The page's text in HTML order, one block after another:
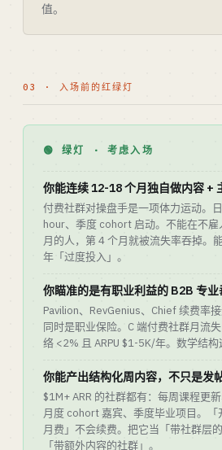
值。
03 · 入场前的红绿灯
🟢 绿灯 · 考虑入场
你能连续 12-18 个月独自做内容 +
付费社群对操盘手是一项体力运动。
hour、季度 cohort 启动。不能在不
月的人，第 4 个月就被流失率吞掉。
年「过度投入」。
你瞄准的是有职业利益的 B2B 专业
Pavilion、RevGenius、Chief 续费率
同时是职业保险。C 端付费社群月流
络 <2% 且 ARPU $1-5K/年。数学结构
你能产出结构化周内容，不只是发
$1M+ ARR 的社群都有：每周课程更
月度 cohort 嘉宾、季度毕业项目。
月费」不会续费。把它当「带社群层
「带额外内容的社群」。